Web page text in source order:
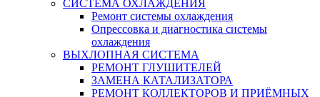
СИСТЕМА ОХЛАЖДЕНИЯ
Ремонт системы охлаждения
Опрессовка и диагностика системы
охлаждения
ВЫХЛОПНАЯ СИСТЕМА
РЕМОНТ ГЛУШИТЕЛЕЙ
ЗАМЕНА КАТАЛИЗАТОРА
РЕМОНТ КОЛЛЕКТОРОВ И ПРИЁМНЫХ